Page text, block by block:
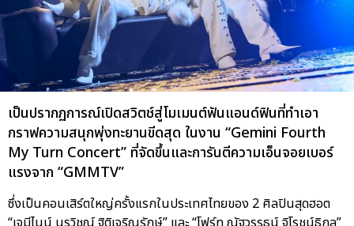
เป็นปรากฏการณ์เปิดสวิตช์สู่โมเมนต์ฟันแอนด์ฟินที่ทำเอา
กราฟความสนุกพุ่งทะยานขีดสุด ในงาน “Gemini Fourth
My Turn Concert” ที่จัดขึ้นและการันตีความเอ็นจอยเบอร์
แรงจาก “GMMTV”
ซึ่งเป็นคอนเสิร์ตใหญ่ครั้งแรกในประเทศไทยของ 2 ศิลปินสุดฮอต